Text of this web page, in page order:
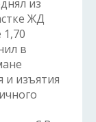
из
ЖД
1,70
в
и изъятия